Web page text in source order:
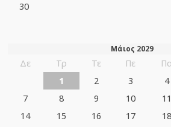
30
Μάιος 2029
Δε Τρ Τε Πε
1
2 3 4
7
8 9 10 11
14
15 16 17 18